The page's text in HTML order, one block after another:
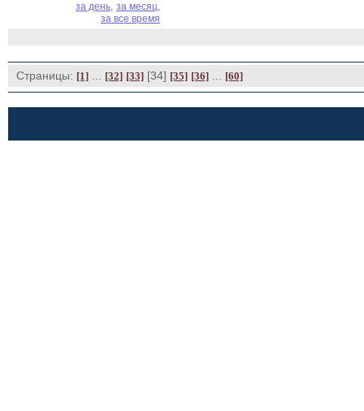
за день, за месяц,
за все время
Страницы: [1] [32] [33] [34] [35] [36] [60]